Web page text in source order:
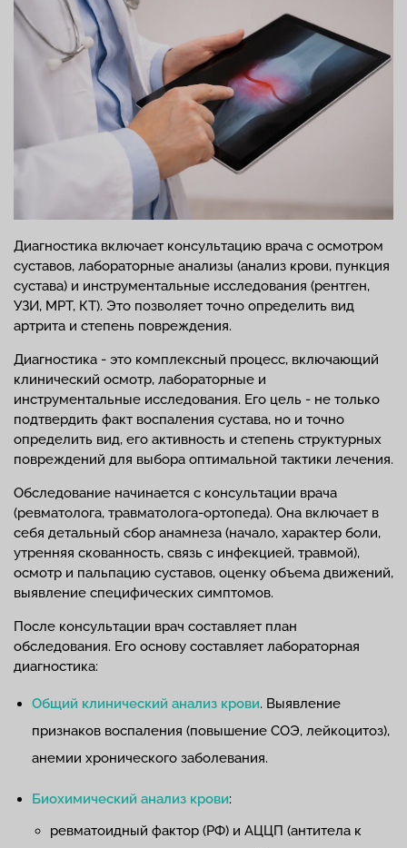
Диагностика включает консультацию врача с осмотром
суставов, лабораторные анализы (анализ крови, пункция
сустава) и инструментальные исследования (рентген,
УЗИ, МРТ, КТ). Это позволяет точно определить вид
артрита и степень повреждения.
Диагностика - это комплексный процесс, включающий
клинический осмотр, лабораторные и
инструментальные исследования. Его цель - не только
подтвердить факт воспаления сустава, но и точно
определить вид, его активность и степень структурных
повреждений для выбора оптимальной тактики лечения.
Обследование начинается с консультации врача
(ревматолога, травматолога-ортопеда). Она включает в
себя детальный сбор анамнеза (начало, характер боли,
утренняя скованность, связь с инфекцией, травмой),
осмотр и пальпацию суставов, оценку объема движений,
выявление специфических симптомов.
После консультации врач составляет план
обследования. Его основу составляет лабораторная
диагностика:
Общий клинический анализ крови. Выявление
признаков воспаления (повышение СОЭ, лейкоцитоз),
анемии хронического заболевания.
Биохимический анализ крови:
ревматоидный фактор (РФ) и АЦЦП (антитела к